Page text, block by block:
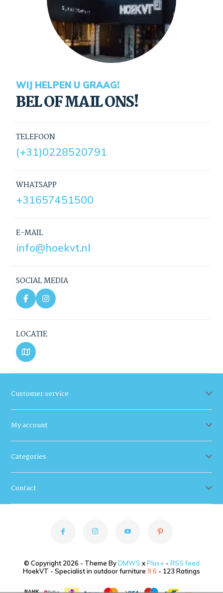
WIJ HELPEN U GRAAG!
BEL OF MAIL ONS!
TELEFOON
(+31)0228520791
E-MAIL
info@hoekvt.nl
WHATSAPP
+31657451500
SOCIAL MEDIA
LOCATIE
Customer service
My account
Categories
Contact
© Copyright 2026 - Theme ByDMWS xPlus+ - RSS feed
HoekVT - Specialist in outdoor furniture 9.6 - 123 Ratings